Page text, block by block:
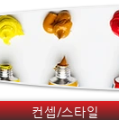
컨셉/스타일